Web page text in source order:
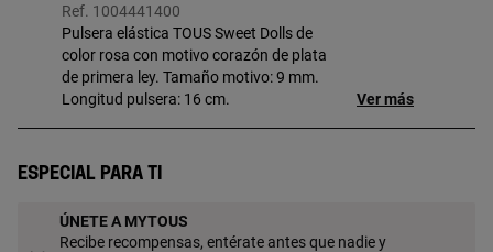
Ref. 1004441400
Pulsera elástica TOUS Sweet Dolls de
color rosa con motivo corazón de plata
de primera ley. Tamaño motivo: 9 mm.
Longitud pulsera: 16 cm.
Ver más
Especial para ti
ÚNETE A MYTOUS
Recibe recompensas, entérate antes que nadie y